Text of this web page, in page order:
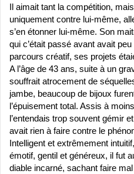
Il aimait tant la compétition,
uniquement contre lui-même,
s’en étonner lui-même. Son
qui c’était passé avant avait
parcours créatif, ses projets
A l’âge de 43 ans, suite à un
souffrait atrocement de
jambe, beaucoup de bijoux
l’épuisement total. Assis à
l’entendais trop souvent gémir
avait rien à faire contre le
Intelligent et extrêmement
émotif, gentil et généreux, il fut
diable incarné, sachant faire